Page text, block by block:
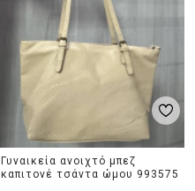
Γυναικεία ανοιχτό μπεζ
καπιτονέ τσάντα ώμου 993575